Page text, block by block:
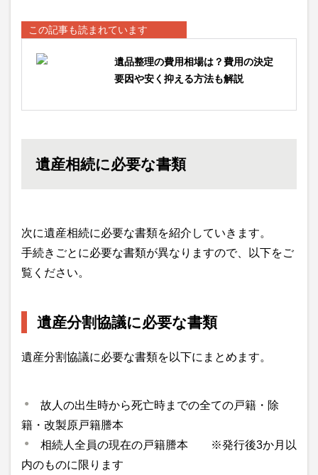
この記事も読まれています
遺品整理の費用相場は？費用の決定
要因や安く抑える方法も解説
遺産相続に必要な書類
次に遺産相続に必要な書類を紹介していきます。
手続きごとに必要な書類が異なりますので、以下をご
覧ください。
遺産分割協議に必要な書類
遺産分割協議に必要な書類を以下にまとめます。
故人の出生時から死亡時までの全ての戸籍・除
籍・改製原戸籍謄本
相続人全員の現在の戸籍謄本 ※発行後3か月以
内のものに限ります